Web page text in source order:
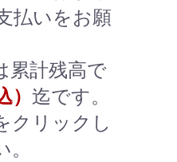
払いをお願
累計残高で
迄です。
クリックし